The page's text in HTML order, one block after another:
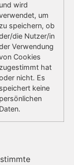
und wird
um
speichern, ob
die Nutzer/in
Verwendung
Cookies
hat
nicht. Es
speichert keine
persönlichen
Daten.